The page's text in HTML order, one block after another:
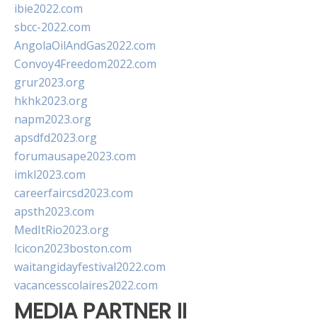
ibie2022.com
sbcc-2022.com
AngolaOilAndGas2022.com
Convoy4Freedom2022.com
grur2023.org
hkhk2023.org
napm2023.org
apsdfd2023.org
forumausape2023.com
imkl2023.com
careerfaircsd2023.com
apsth2023.com
MedItRio2023.org
lcicon2023boston.com
waitangidayfestival2022.com
vacancesscolaires2022.com
MEDIA PARTNER II